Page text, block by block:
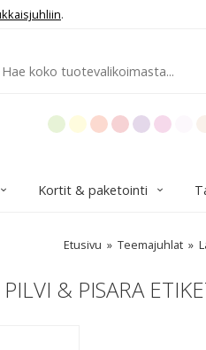
.
Kortit & paketointi
Etusivu Teemajuhlat
PILVI & PISARA